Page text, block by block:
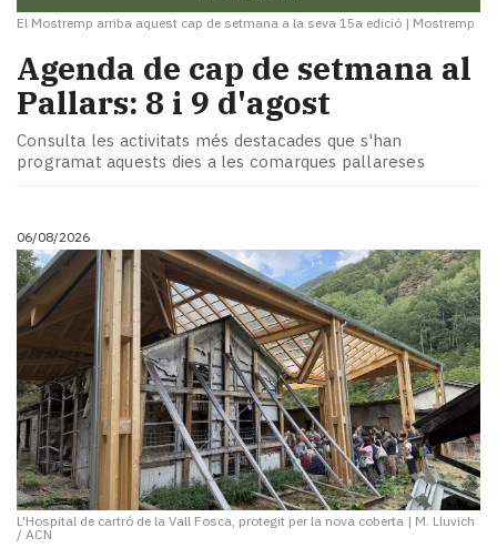
El Mostremp arriba aquest cap de setmana a la seva 15a edició | Mostremp
Agenda de cap de setmana al
Pallars: 8 i 9 d'agost
Consulta les activitats més destacades que s'han
programat aquests dies a les comarques pallareses
06/08/2026
L'Hospital de cartró de la Vall Fosca, protegit per la nova coberta | M. Lluvich
/ ACN